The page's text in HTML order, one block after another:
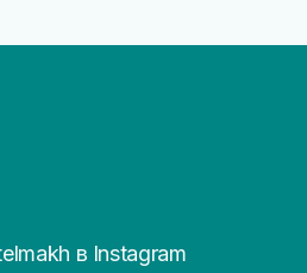
в Instagram